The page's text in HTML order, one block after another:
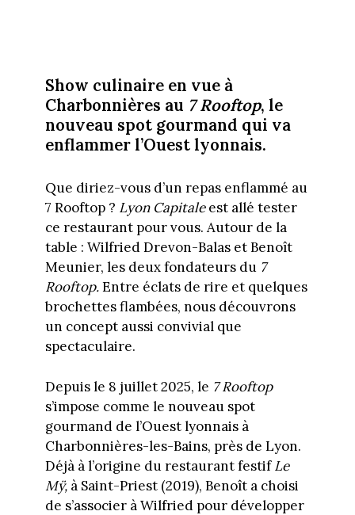
Show culinaire en vue à
Charbonnières au 7 Rooftop, le
nouveau spot gourmand qui va
enflammer l’Ouest lyonnais.
Que diriez-vous d’un repas enflammé au
7 Rooftop ? Lyon Capitaleest allé tester
ce restaurant pour vous. Autour de la
table : Wilfried Drevon-Balas et Benoît
Meunier, les deux fondateurs du 7
Rooftop.Entre éclats de rire et quelques
brochettes flambées, nous découvrons
un concept aussi convivial que
spectaculaire.
Depuis le 8 juillet 2025, le 7 Rooftop
s’impose comme le nouveau spot
gourmand de l’Ouest lyonnais à
Charbonnières-les-Bains, près de Lyon.
Déjà à l’origine du restaurant festifLe
Mÿ, à Saint-Priest (2019), Benoît a choisi
de s’associer à Wilfried pour développer